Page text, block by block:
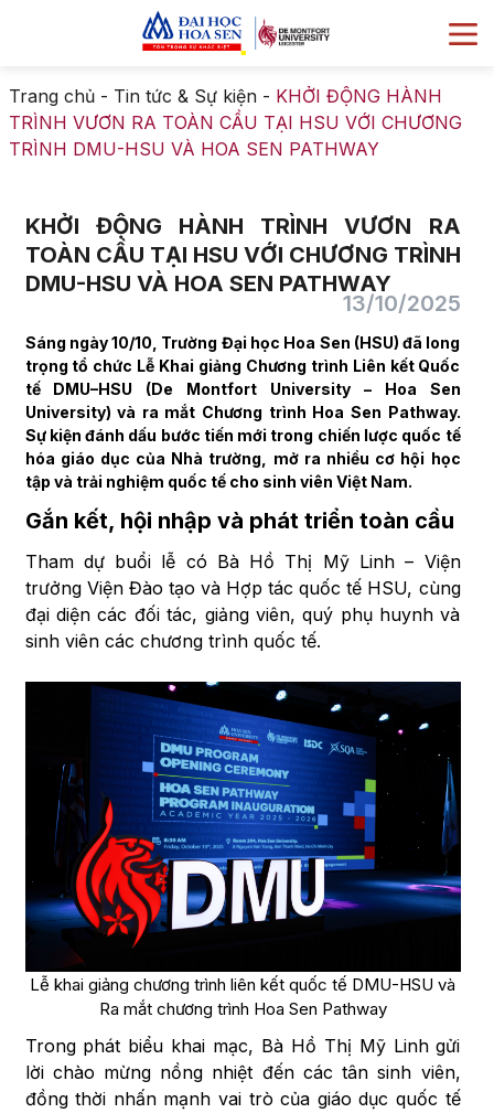
Trang chủ- Tin tức & Sự kiện- KHỞI ĐỘNG HÀNH
TRÌNH VƯƠN RA TOÀN CẦU TẠI HSU VỚI CHƯƠNG
TRÌNH DMU-HSU VÀ HOA SEN PATHWAY
KHỞI ĐỘNG HÀNH TRÌNH VƯƠN RA
TOÀN CẦU TẠI HSU VỚI CHƯƠNG TRÌNH
DMU-HSU VÀ HOA SEN PATHWAY
13/10/2025
Sáng ngày 10/10, Trường Đại học Hoa Sen (HSU) đã long
trọng tổ chức Lễ Khai giảng Chương trình Liên kết Quốc
tế DMU–HSU (De Montfort University – Hoa Sen
University) và ra mắt Chương trình Hoa Sen Pathway.
Sự kiện đánh dấu bước tiến mới trong chiến lược quốc tế
hóa giáo dục của Nhà trường, mở ra nhiều cơ hội học
tập và trải nghiệm quốc tế cho sinh viên Việt Nam.
Gắn kết, hội nhập và phát triển toàn cầu
Tham dự buổi lễ có Bà Hồ Thị Mỹ Linh – Viện
trưởng Viện Đào tạo và Hợp tác quốc tế HSU, cùng
đại diện các đối tác, giảng viên, quý phụ huynh và
sinh viên các chương trình quốc tế.
Lễ khai giảng chương trình liên kết quốc tế DMU-HSU và
Ra mắt chương trình Hoa Sen Pathway
Trong phát biểu khai mạc, Bà Hồ Thị Mỹ Linh gửi
lời chào mừng nồng nhiệt đến các tân sinh viên,
đồng thời nhấn mạnh vai trò của giáo dục quốc tế